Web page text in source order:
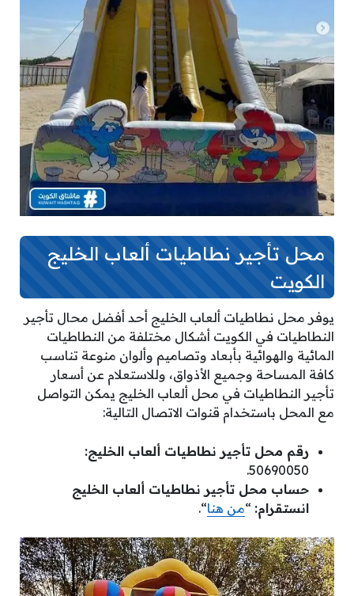
محل تأجير نطاطيات ألعاب الخليج
الكويت
يوفر محل نطاطيات ألعاب الخليج أحد أفضل محال تأجير
النطاطيات في الكويت أشكال مختلفة من النطاطيات
المائية والهوائية بأبعاد وتصاميم وألوان منوعة تناسب
كافة المساحة وجميع الأذواق، وللاستعلام عن أسعار
تأجير النطاطيات في محل ألعاب الخليج يمكن التواصل
مع المحل باستخدام قنوات الاتصال التالية:
رقم محل تأجير نطاطيات ألعاب الخليج:
50690050.
حساب محل تأجير نطاطيات ألعاب الخليج
انستقرام: “من هنا“.